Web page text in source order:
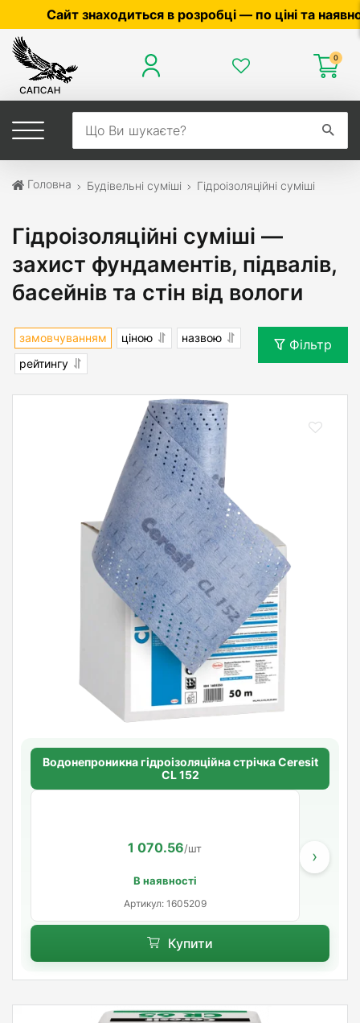
в розробці — по ціні та наявності
0
Головна Будівельні суміші Гідроізоляційні суміші
Гідроізоляційні суміші —
захист фундаментів, підвалів,
басейнів та стін від вологи
замовчуванням ціною
назвою
рейтингу
Фільтр
Водонепроникна гідроізоляційна стрічка Ceresit
CL 152
1 070.56/шт
В наявності
Артикул: 1605209
›
Купити